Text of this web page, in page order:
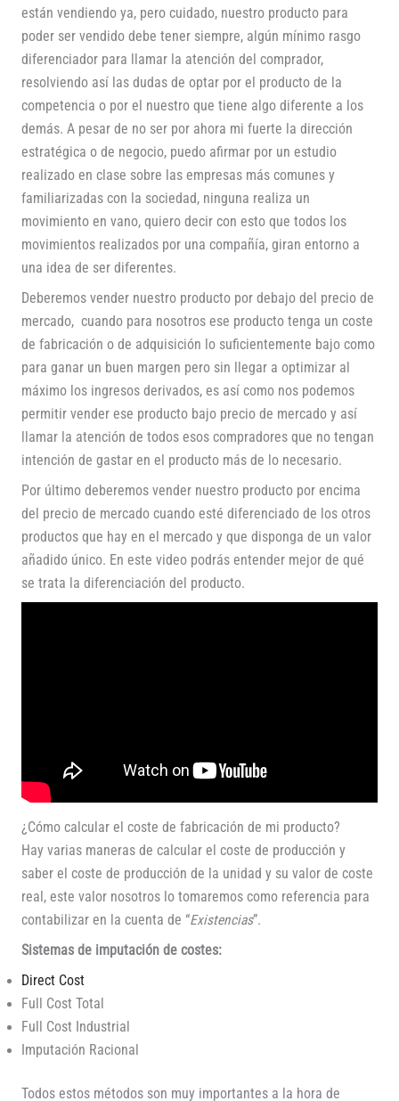
están vendiendo ya, pero cuidado, nuestro producto para
poder ser vendido debe tener siempre, algún mínimo rasgo
diferenciador para llamar la atención del comprador,
resolviendo así las dudas de optar por el producto de la
competencia o por el nuestro que tiene algo diferente a los
demás. A pesar de no ser por ahora mi fuerte la dirección
estratégica o de negocio, puedo afirmar por un estudio
realizado en clase sobre las empresas más comunes y
familiarizadas con la sociedad, ninguna realiza un
movimiento en vano, quiero decir con esto que todos los
movimientos realizados por una compañía, giran entorno a
una idea de ser diferentes.
Deberemos vender nuestro producto por debajo del precio de
mercado, cuando para nosotros ese producto tenga un coste
de fabricación o de adquisición lo suficientemente bajo como
para ganar un buen margen pero sin llegar a optimizar al
máximo los ingresos derivados, es así como nos podemos
permitir vender ese producto bajo precio de mercado y así
llamar la atención de todos esos compradores que no tengan
intención de gastar en el producto más de lo necesario.
Por último deberemos vender nuestro producto por encima
del precio de mercado cuando esté diferenciado de los otros
productos que hay en el mercado y que disponga de un valor
añadido único. En este video podrás entender mejor de qué
se trata la diferenciación del producto.
¿Cómo calcular el coste de fabricación de mi producto?
Hay varias maneras de calcular el coste de producción y
saber el coste de producción de la unidad y su valor de coste
real, este valor nosotros lo tomaremos como referencia para
contabilizar en la cuenta de “Existencias”.
Sistemas de imputación de costes:
Direct Cost
Full Cost Total
Full Cost Industrial
Imputación Racional
Todos estos métodos son muy importantes a la hora de